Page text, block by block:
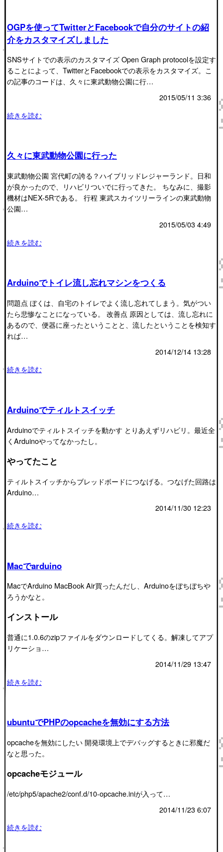
OGPを使ってTwitterとFacebookで自分のサイトの紹
介をカスタマイズしました
SNSサイトでの表示のカスタマイズ Open Graph protocolを設定す
ることによって、TwitterとFacebookでの表示をカスタマイズ。こ
の記事のコードは、久々に東武動物公園に行…
2015/05/11 3:36
続きを読む
久々に東武動物公園に行った
東武動物公園 宮代町の誇る？ハイブリッドレジャーランド。日和
が良かったので、リハビリついでに行ってきた。 ちなみに、撮影
機材はNEX-5Rである。 行程 東武スカイツリーラインの東武動物
公園…
2015/05/03 4:49
続きを読む
Arduinoでトイレ流し忘れマシンをつくる
問題点 ぼくは、自宅のトイレでよく流し忘れてしまう。気がつい
たら悲惨なことになっている。 改善点 原因としては、流し忘れに
あるので、便器に座ったということと、流したということを検知す
れば…
2014/12/14 13:28
続きを読む
Arduinoでティルトスイッチ
Arduinoでティルトスイッチを動かす とりあえずリハビリ。最近全
くArduinoやってなかったし。
やってたこと
ティルトスイッチからブレッドボードにつなげる。つなげた回路は
Arduino…
2014/11/30 12:23
続きを読む
Macでarduino
MacでArduino MacBook Air買ったんだし、Arduinoをぼちぼちや
ろうかなと。
インストール
普通に1.0.6のzipファイルをダウンロードしてくる。解凍してアプ
リケーショ…
2014/11/29 13:47
続きを読む
ubuntuでPHPのopcacheを無効にする方法
opcacheを無効にしたい 開発環境上でデバッグするときに邪魔だ
なと思った。
opcacheモジュール
/etc/php5/apache2/conf.d/10-opcache.iniが入って…
2014/11/23 6:07
続きを読む